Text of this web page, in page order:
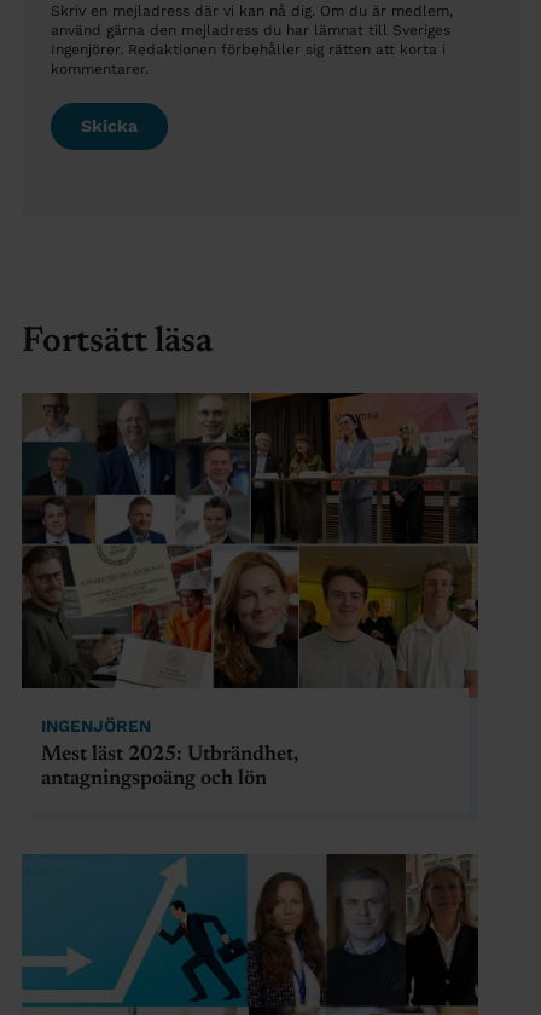
Skriv en mejladress där vi kan nå dig. Om du är medlem,
använd gärna den mejladress du har lämnat till Sveriges
Ingenjörer. Redaktionen förbehåller sig rätten att korta i
kommentarer.
Fortsätt läsa
INGENJÖREN
Mest läst 2025: Utbrändhet,
antagningspoäng och lön